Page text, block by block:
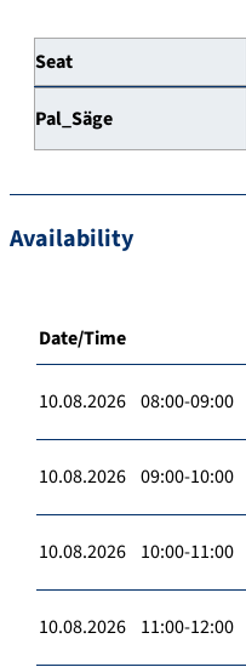
Seat
Pal_Säge
Availability
Date/Time
10.08.2026 08:00-09:00
10.08.2026 09:00-10:00
10.08.2026 10:00-11:00
10.08.2026 11:00-12:00